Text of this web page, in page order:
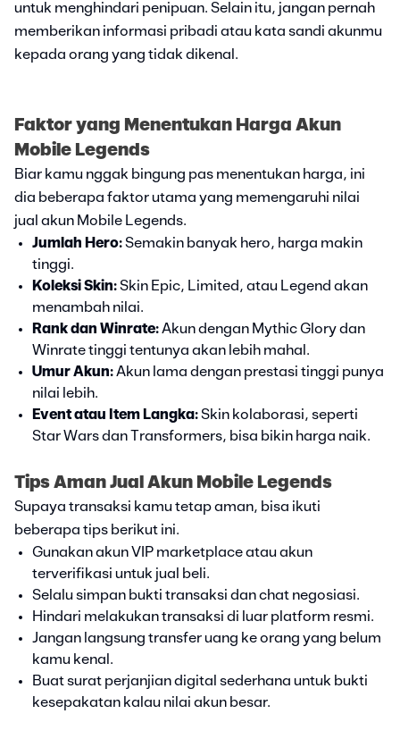
untuk menghindari penipuan. Selain itu, jangan pernah
memberikan informasi pribadi atau kata sandi akunmu
kepada orang yang tidak dikenal.
Faktor yang Menentukan Harga Akun
Mobile Legends
Biar kamu nggak bingung pas menentukan harga, ini
dia beberapa faktor utama yang memengaruhi nilai
jual akun Mobile Legends.
Jumlah Hero:Semakin banyak hero, harga makin
tinggi.
Koleksi Skin:Skin Epic, Limited, atau Legend akan
menambah nilai.
Rank dan Winrate:Akun dengan Mythic Glory dan
Winrate tinggi tentunya akan lebih mahal.
Umur Akun:Akun lama dengan prestasi tinggi punya
nilai lebih.
Event atau Item Langka:Skin kolaborasi, seperti
Star Wars dan Transformers, bisa bikin harga naik.
Tips Aman Jual Akun Mobile Legends
Supaya transaksi kamu tetap aman, bisa ikuti
beberapa tips berikut ini.
Gunakan akun VIP marketplace atau akun
terverifikasi untuk jual beli.
Selalu simpan bukti transaksi dan chat negosiasi.
Hindari melakukan transaksi di luar platform resmi.
Jangan langsung transfer uang ke orang yang belum
kamu kenal.
Buat surat perjanjian digital sederhana untuk bukti
kesepakatan kalau nilai akun besar.